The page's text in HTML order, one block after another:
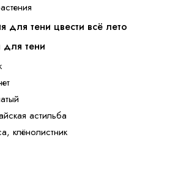
для тени цвести всё лето
для тени
астильба
клёнолистник